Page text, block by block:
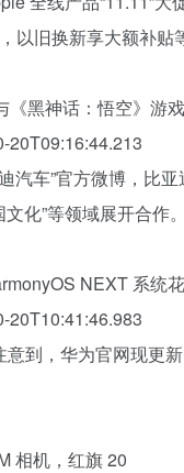
以旧换新享大额补贴
《黑神话：悟空》游
20T09:16:44.213
汽车”官方微博，比
化”等领域展开合作。
NEXT 系统
20T10:41:46.983
意到，华为官网现更
相机，红旗 20